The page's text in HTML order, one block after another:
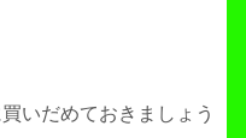
いだめておきましょう